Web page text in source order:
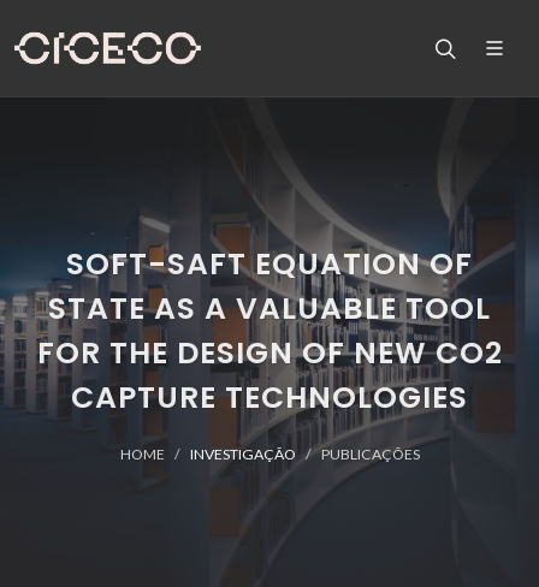
SOFT-SAFT EQUATION OF
STATE AS A VALUABLE TOOL
FOR THE DESIGN OF NEW CO2
CAPTURE TECHNOLOGIES
HOME INVESTIGAÇÃO PUBLICAÇÕES